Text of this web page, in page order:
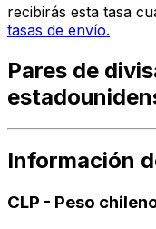
recibirás esta tasa
tasas de envío.
Pares de
Información
CLP - Peso